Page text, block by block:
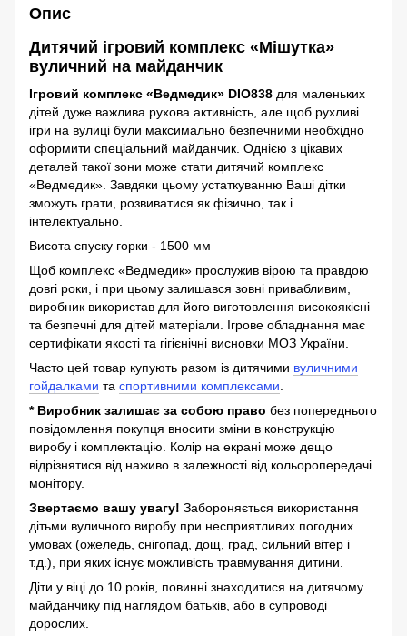
Опис
Дитячий ігровий комплекс «Мішутка»
вуличний на майданчик
Ігровий комплекс «Ведмедик» DIO838 для маленьких
дітей дуже важлива рухова активність, але щоб рухливі
ігри на вулиці були максимально безпечними необхідно
оформити спеціальний майданчик. Однією з цікавих
деталей такої зони може стати дитячий комплекс
«Ведмедик». Завдяки цьому устаткуванню Ваші дітки
зможуть грати, розвиватися як фізично, так і
інтелектуально.
Висота спуску горки - 1500 мм
Щоб комплекс «Ведмедик» прослужив вірою та правдою
довгі роки, і при цьому залишався зовні привабливим,
виробник використав для його виготовлення високоякісні
та безпечні для дітей матеріали. Ігрове обладнання має
сертифікати якості та гігієнічні висновки МОЗ України.
Часто цей товар купують разом із дитячими вуличними
гойдалками та спортивними комплексами
* Виробник залишає за собою право без попереднього
повідомлення покупця вносити зміни в конструкцію
виробу і комплектацію. Колір на екрані може дещо
відрізнятися від наживо в залежності від кольоропередачі
монітору.
Звертаємо вашу увагу! Забороняється використання
дітьми вуличного виробу при несприятливих погодних
умовах (ожеледь, снігопад, дощ, град, сильний вітер і
т.д.), при яких існує можливість травмування дитини.
Діти у віці до 10 років, повинні знаходитися на дитячому
майданчику під наглядом батьків, або в супроводі
дорослих.